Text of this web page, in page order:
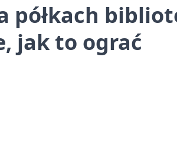
półkach
jak to ograć